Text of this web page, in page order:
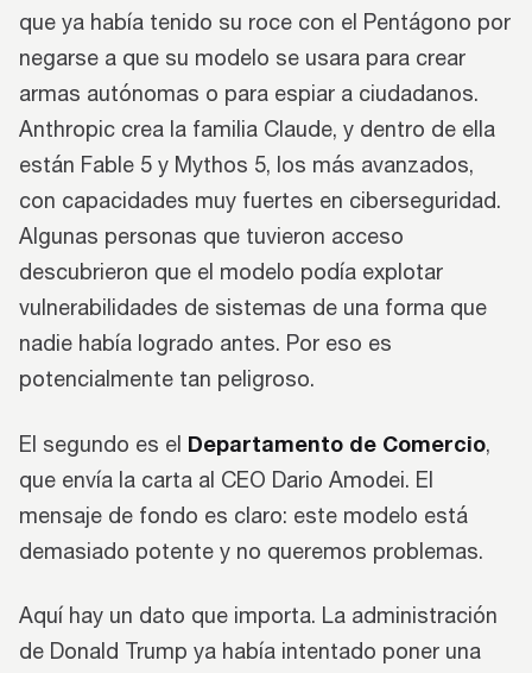
que ya había tenido su roce con el Pentágono por
negarse a que su modelo se usara para crear
armas autónomas o para espiar a ciudadanos.
Anthropic crea la familia Claude, y dentro de ella
están Fable 5 y Mythos 5, los más avanzados,
con capacidades muy fuertes en ciberseguridad.
Algunas personas que tuvieron acceso
descubrieron que el modelo podía explotar
vulnerabilidades de sistemas de una forma que
nadie había logrado antes. Por eso es
potencialmente tan peligroso.
El segundo es el Departamento de Comercio,
que envía la carta al CEO Dario Amodei. El
mensaje de fondo es claro: este modelo está
demasiado potente y no queremos problemas.
Aquí hay un dato que importa. La administración
de Donald Trump ya había intentado poner una